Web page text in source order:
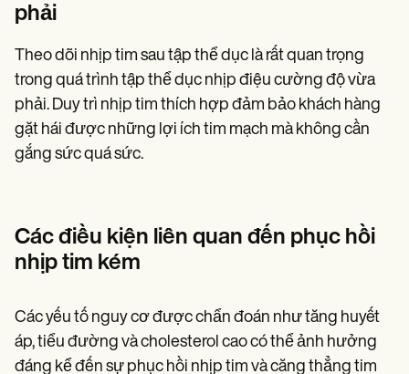
phải
Theo dõi nhịp tim sau tập thể dục là rất quan trọng
trong quá trình tập thể dục nhịp điệu cường độ vừa
phải. Duy trì nhịp tim thích hợp đảm bảo khách hàng
gặt hái được những lợi ích tim mạch mà không cần
gắng sức quá sức.
Các điều kiện liên quan đến phục hồi
nhịp tim kém
Các yếu tố nguy cơ được chẩn đoán như tăng huyết
áp, tiểu đường và cholesterol cao có thể ảnh hưởng
đáng kể đến sự phục hồi nhịp tim và căng thẳng tim